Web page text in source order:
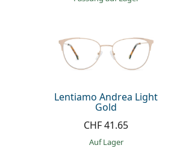
Lentiamo Andrea Light
Gold
CHF 41.65
auf Lager